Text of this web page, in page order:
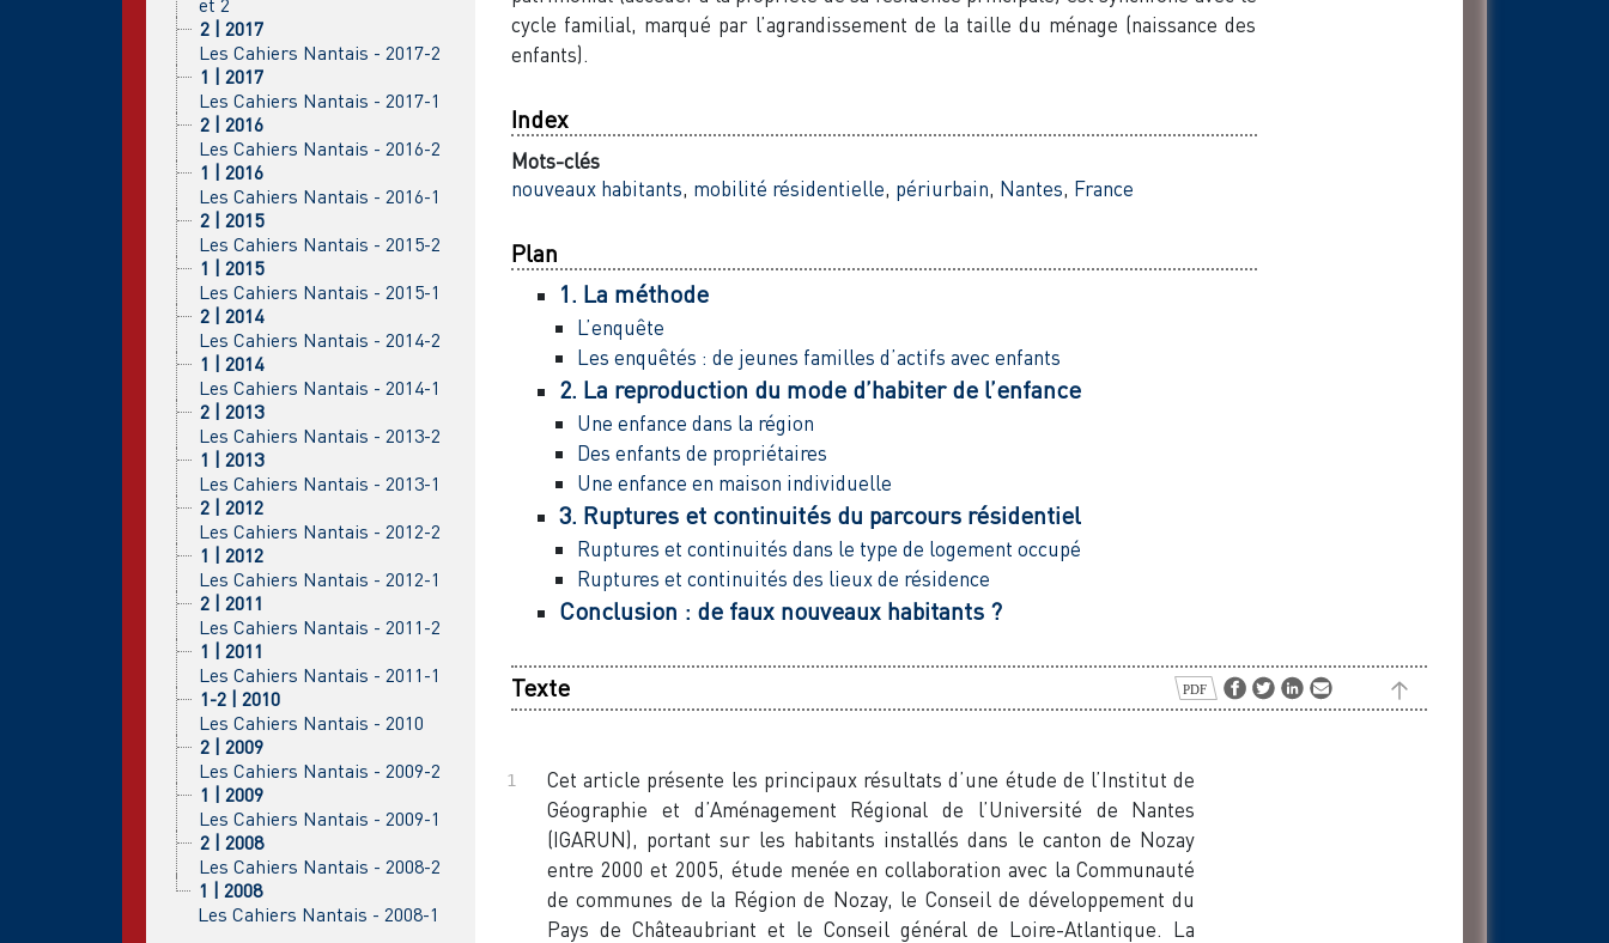
et 2
2 | 2017
Les Cahiers Nantais - 2017-2
1 | 2017
Les Cahiers Nantais - 2017-1
2 | 2016
Les Cahiers Nantais - 2016-2
1 | 2016
Les Cahiers Nantais - 2016-1
2 | 2015
Les Cahiers Nantais - 2015-2
1 | 2015
Les Cahiers Nantais - 2015-1
2 | 2014
Les Cahiers Nantais - 2014-2
1 | 2014
Les Cahiers Nantais - 2014-1
2 | 2013
Les Cahiers Nantais - 2013-2
1 | 2013
Les Cahiers Nantais - 2013-1
2 | 2012
Les Cahiers Nantais - 2012-2
1 | 2012
Les Cahiers Nantais - 2012-1
2 | 2011
Les Cahiers Nantais - 2011-2
1 | 2011
Les Cahiers Nantais - 2011-1
1-2 | 2010
Les Cahiers Nantais - 2010
2 | 2009
Les Cahiers Nantais - 2009-2
1 | 2009
Les Cahiers Nantais - 2009-1
2 | 2008
Les Cahiers Nantais - 2008-2
1 | 2008
Les Cahiers Nantais - 2008-1
cycle familial, marqué par l’agrandissement de la taille du ménage (naissance des
enfants).
Index
Mots-clés
nouveaux habitants, mobilité résidentielle, périurbain, Nantes, France
Plan
1. La méthode
L’enquête
Les enquêtés : de jeunes familles d’actifs avec enfants
2. La reproduction du mode d’habiter de l’enfance
Une enfance dans la région
Des enfants de propriétaires
Une enfance en maison individuelle
3. Ruptures et continuités du parcours résidentiel
Ruptures et continuités dans le type de logement occupé
Ruptures et continuités des lieux de résidence
Conclusion : de faux nouveaux habitants ?
Texte
Cet article présente les principaux résultats d’une étude de l’Institut de
Géographie et d’Aménagement Régional de l’Université de Nantes
(IGARUN), portant sur les habitants installés dans le canton de Nozay
entre 2000 et 2005, étude menée en collaboration avec la Communauté
de communes de la Région de Nozay, le Conseil de développement du
Pays de Châteaubriant et le Conseil général de Loire-Atlantique. La